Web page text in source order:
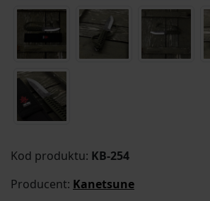
Kod produktu: KB-254
Producent: Kanetsune